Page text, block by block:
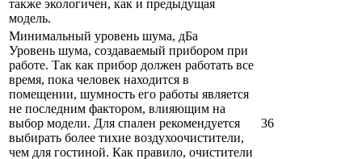
также экологичен, как и предыдущая
модель.
Минимальный уровень шума, дБа
Уровень шума, создаваемый прибором при
работе. Так как прибор должен работать все
время, пока человек находится в
помещении, шумность его работы является
не последним фактором, влияющим на
выбор модели. Для спален рекомендуется
выбирать более тихие воздухоочистители,
чем для гостиной. Как правило, очистители
36